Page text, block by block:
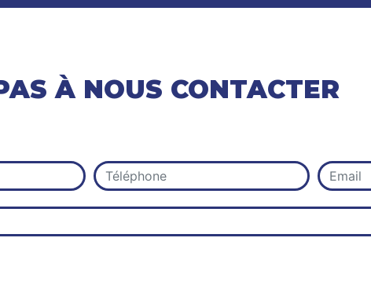
À NOUS CONTACTER